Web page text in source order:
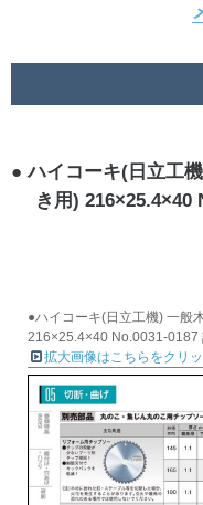
ハイコーキ(日立工
き用) 216×25.4×40
●ハイコーキ(日立工機) 一般
216×25.4×40 No.0031-0187
拡大画像はこちらをクリ